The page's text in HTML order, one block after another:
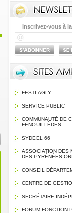
Inscrivez-vous à
FESTI AGLY
SERVICE PUBLIC
COMMUNAUTÉ DE
FENOUILLÈDES
SYDEEL 66
ASSOCIATION DES
DES PYRÉNÉES-
CONSEIL
CENTRE DE
SECRÉTAIRE
FORUM FONCTION